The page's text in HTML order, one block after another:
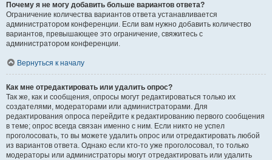
Почему я не могу добавить больше вариантов ответа?
Ограничение количества вариантов ответа устанавливается
администратором конференции. Если вам нужно добавить количество
вариантов, превышающее это ограничение, свяжитесь с
администратором конференции.
Вернуться к началу
Как мне отредактировать или удалить опрос?
Так же, как и сообщения, опросы могут редактироваться только их
создателями, модераторами или администраторами. Для
редактирования опроса перейдите к редактированию первого сообщения
в теме; опрос всегда связан именно с ним. Если никто не успел
проголосовать, то вы можете удалить опрос или отредактировать любой
из вариантов ответа. Однако если кто-то уже проголосовал, то только
модераторы или администраторы могут отредактировать или удалить